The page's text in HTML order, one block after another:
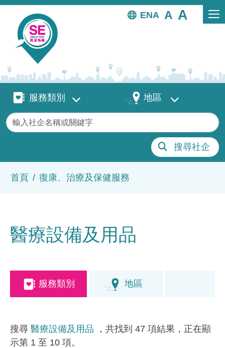
移至主內容
EN
服務類別服務類別 地區 地區
關鍵字
搜尋社企
首頁 復康、治療及保健服務
醫療設備及用品
服務類別 地區
搜尋 醫療設備及用品
，共找到 47 項結果，正在顯
示第 1 至 10 項。